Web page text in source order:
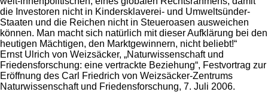
die Investoren nicht in Kindersklaverei- und Umweltsünder-
Staaten und die Reichen nicht in Steueroasen ausweichen
können. Man macht sich natürlich mit dieser Aufklärung bei den
heutigen Mächtigen, den Marktgewinnern, nicht beliebt!“
Ernst Ulrich von Weizsäcker, „Naturwissenschaft und
Friedensforschung: eine vertrackte Beziehung“, Festvortrag zur
Eröffnung des Carl Friedrich von Weizsäcker-Zentrums
Naturwissenschaft und Friedensforschung, 7. Juli 2006.